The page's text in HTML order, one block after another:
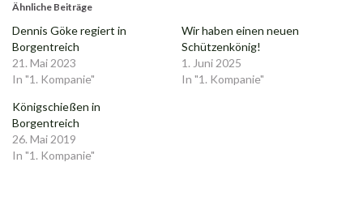
Ähnliche Beiträge
Dennis Göke regiert in
Borgentreich
21. Mai 2023
In "1. Kompanie"
Wir haben einen neuen
Schützenkönig!
1. Juni 2025
In "1. Kompanie"
Königschießen in
Borgentreich
26. Mai 2019
In "1. Kompanie"